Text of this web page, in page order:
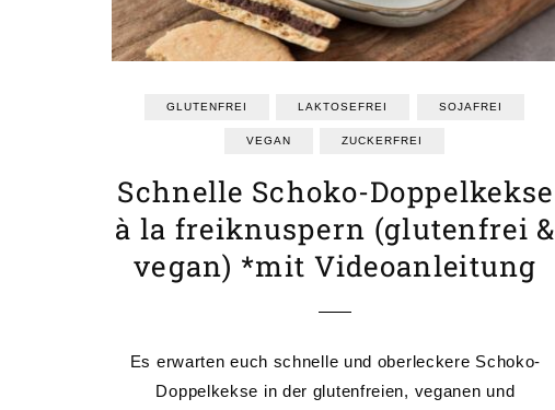
GLUTENFREI LAKTOSEFREI SOJAFREI
VEGAN ZUCKERFREI
Schnelle Schoko-Doppelkekse
à la freiknuspern (glutenfrei &
vegan) *mit Videoanleitung
Es erwarten euch schnelle und oberleckere Schoko-
Doppelkekse in der glutenfreien, veganen und